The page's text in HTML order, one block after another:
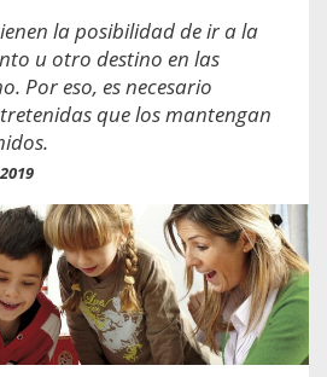
la posibilidad de ir a la
u otro destino en las
Por eso, es necesario
que los mantengan